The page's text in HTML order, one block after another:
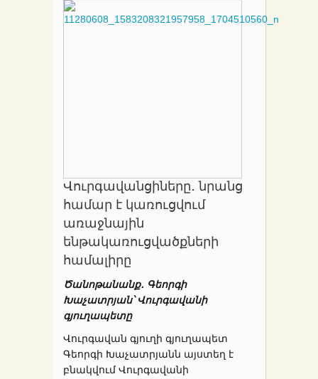
Վուրգավանցիները․ նրանց
համար է կառուցվում
առաջնային
ենթակառուցվածքների
համալիրը
Ծանոթանանք․ Գեորգի
Խաչատրյան՝ Վուրգավանի
գյուղապետը
Վուրգավան գյուղի գյուղապետ
Գեորգի Խաչատրյանն այստեղ է
բնակվում Վուրգավանի